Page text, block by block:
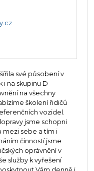
své působení v
i na skupinu D
na všechny
školení řidičů
vozidel.
jsme schopni
sebe a tím i
činností jsme
oprávnění v
služby k vyřešení